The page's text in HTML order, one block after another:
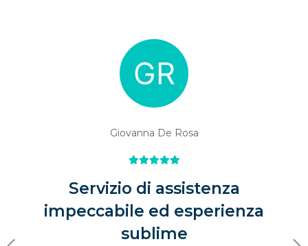
Giovanna De Rosa
Servizio di assistenza
impeccabile ed esperienza
sublime